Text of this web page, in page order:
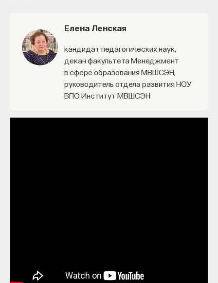
Елена Ленская
кандидат педагогических наук,
декан факультета Менеджмент
в сфере образования МВШСЭН,
руководитель отдела развития НОУ
ВПО Институт МВШСЭН